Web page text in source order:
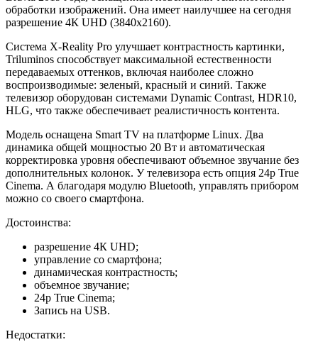
обработки изображений. Она имеет наилучшее на сегодня
разрешение 4К UHD (3840х2160).
Система X-Reality Pro улучшает контрастность картинки,
Triluminos способствует максимальной естественности
передаваемых оттенков, включая наиболее сложно
воспроизводимые: зеленый, красный и синий. Также
телевизор оборудован системами Dynamic Contrast, HDR10,
HLG, что также обеспечивает реалистичность контента.
Модель оснащена Smart TV на платформе Linux. Два
динамика общей мощностью 20 Вт и автоматическая
корректировка уровня обеспечивают объемное звучание без
дополнительных колонок. У телевизора есть опция 24p True
Cinema. А благодаря модулю Bluetooth, управлять прибором
можно со своего смартфона.
Достоинства:
разрешение 4К UHD;
управление со смартфона;
динамическая контрастность;
объемное звучание;
24p True Cinema;
Запись на USB.
Недостатки: